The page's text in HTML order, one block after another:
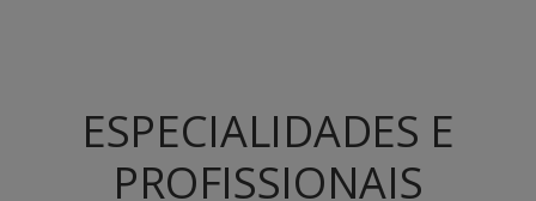
ESPECIALIDADES E
PROFISSIONAIS